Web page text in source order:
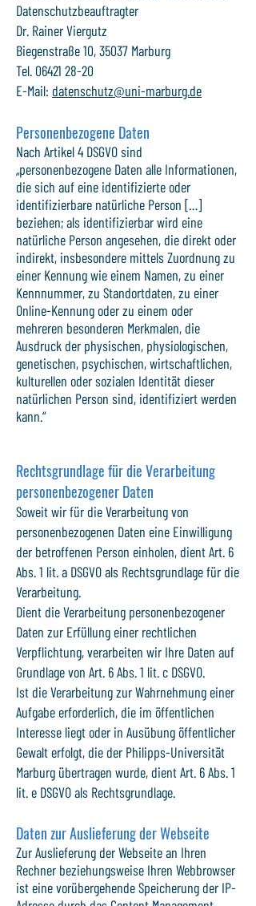
Datenschutzbeauftragter
Dr. Rainer Viergutz
Biegenstraße 10, 35037 Marburg
Tel. 06421 28-20
E-Mail: datenschutz@uni-marburg.de
Personenbezogene Daten
Nach Artikel 4 DSGVO sind
„personenbezogene Daten alle Informationen,
die sich auf eine identifizierte oder
identifizierbare natürliche Person […]
beziehen; als identifizierbar wird eine
natürliche Person angesehen, die direkt oder
indirekt, insbesondere mittels Zuordnung zu
einer Kennung wie einem Namen, zu einer
Kennnummer, zu Standortdaten, zu einer
Online-Kennung oder zu einem oder
mehreren besonderen Merkmalen, die
Ausdruck der physischen, physiologischen,
genetischen, psychischen, wirtschaftlichen,
kulturellen oder sozialen Identität dieser
natürlichen Person sind, identifiziert werden
kann.“
Rechtsgrundlage für die Verarbeitung
personenbezogener Daten
Soweit wir für die Verarbeitung von
personenbezogenen Daten eine Einwilligung
der betroffenen Person einholen, dient Art. 6
Abs. 1 lit. a DSGVO als Rechtsgrundlage für die
Verarbeitung.
Dient die Verarbeitung personenbezogener
Daten zur Erfüllung einer rechtlichen
Verpflichtung, verarbeiten wir Ihre Daten auf
Grundlage von Art. 6 Abs. 1 lit. c DSGVO.
Ist die Verarbeitung zur Wahrnehmung einer
Aufgabe erforderlich, die im öffentlichen
Interesse liegt oder in Ausübung öffentlicher
Gewalt erfolgt, die der Philipps-Universität
Marburg übertragen wurde, dient Art. 6 Abs. 1
lit. e DSGVO als Rechtsgrundlage.
Daten zur Auslieferung der Webseite
Zur Auslieferung der Webseite an Ihren
Rechner beziehungsweise Ihren Webbrowser
ist eine vorübergehende Speicherung der IP-